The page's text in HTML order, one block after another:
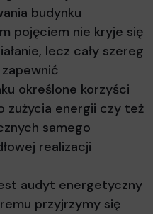
budynku
pojęciem nie kryje się
lecz cały szereg
określone korzyści
zużycia energii czy też
samego
realizacji
audyt energetyczny
przyjrzymy się